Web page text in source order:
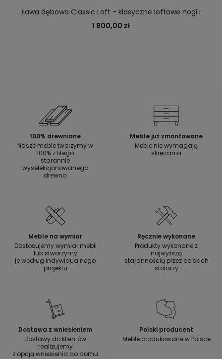
Ława dębowa Classic Loft - klasyczne loftowe nogi i
solidny dębowy blat
1 800,00 zł
100% drewniane
Nasze meble tworzymy w
100% z litego
starannie
wyselekcjonowanego
drewna
Meble już zmontowane
Meble nie wymagają
skręcania
Meble na wymiar
Dostosujemy wymiar mebli
lub stworzymy
je według indywidualnego
projektu
Ręcznie wykonane
Produkty wykonane z
najwyższą
starannością przez polskich
stolarzy
Dostawa z wniesieniem
Dostawy do klientów
realizujemy
z opcją wniesienia do domu
Polski producent
Meble produkowane w Polsce